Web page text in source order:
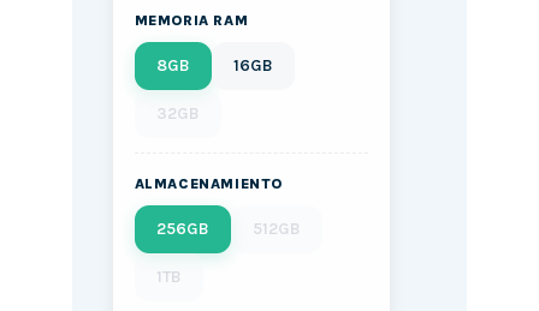
MEMORIA RAM
8GB 16GB
32GB
ALMACENAMIENTO
256GB 512GB
1TB